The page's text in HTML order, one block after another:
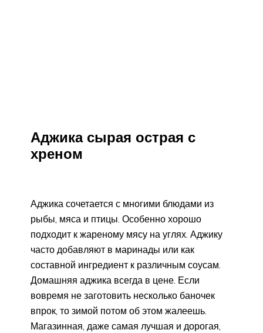
Аджика сырая острая с
хреном
Аджика сочетается с многими блюдами из
рыбы, мяса и птицы. Особенно хорошо
подходит к жареному мясу на углях. Аджику
часто добавляют в маринады или как
составной ингредиент к различным соусам.
Домашняя аджика всегда в цене. Если
вовремя не заготовить несколько баночек
впрок, то зимой потом об этом жалеешь.
Магазинная, даже самая лучшая и дорогая,